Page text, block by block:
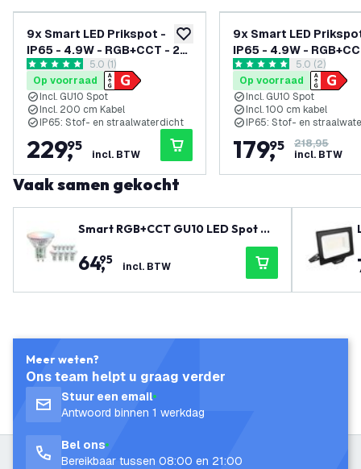
toevoegen aan verlanglijst
9x Smart LED Prikspot -
IP65 - 4.9W - RGB+CCT - 2
Meter Kabel met Stekker
reviews drawer openen
5 score sterren5.0 (1)
Op voorraad
Incl. GU10 Spot
Incl. 200 cm Kabel
IP65: Stof- en straalwaterdicht
229,
95
incl. BTW
9x Smart LED
IP65 - 4.9W -
Meter Kabel -
reviews
5 score sterren5.0 (2)
Op voorraad
Incl. GU10 Spot
Incl. 100 cm kabel
IP65: Stof- en
179,
95
218,95
incl. BTW
Vaak samen gekocht
Smart RGB+CCT GU10 LED Spot Di
64,
95 incl. BTW
Meer weten?
Ons team helpt u graag verder
Stuur een email
Antwoord binnen 1 werkdag
Bel ons
Bereikbaar tussen 08:00 en 21:00